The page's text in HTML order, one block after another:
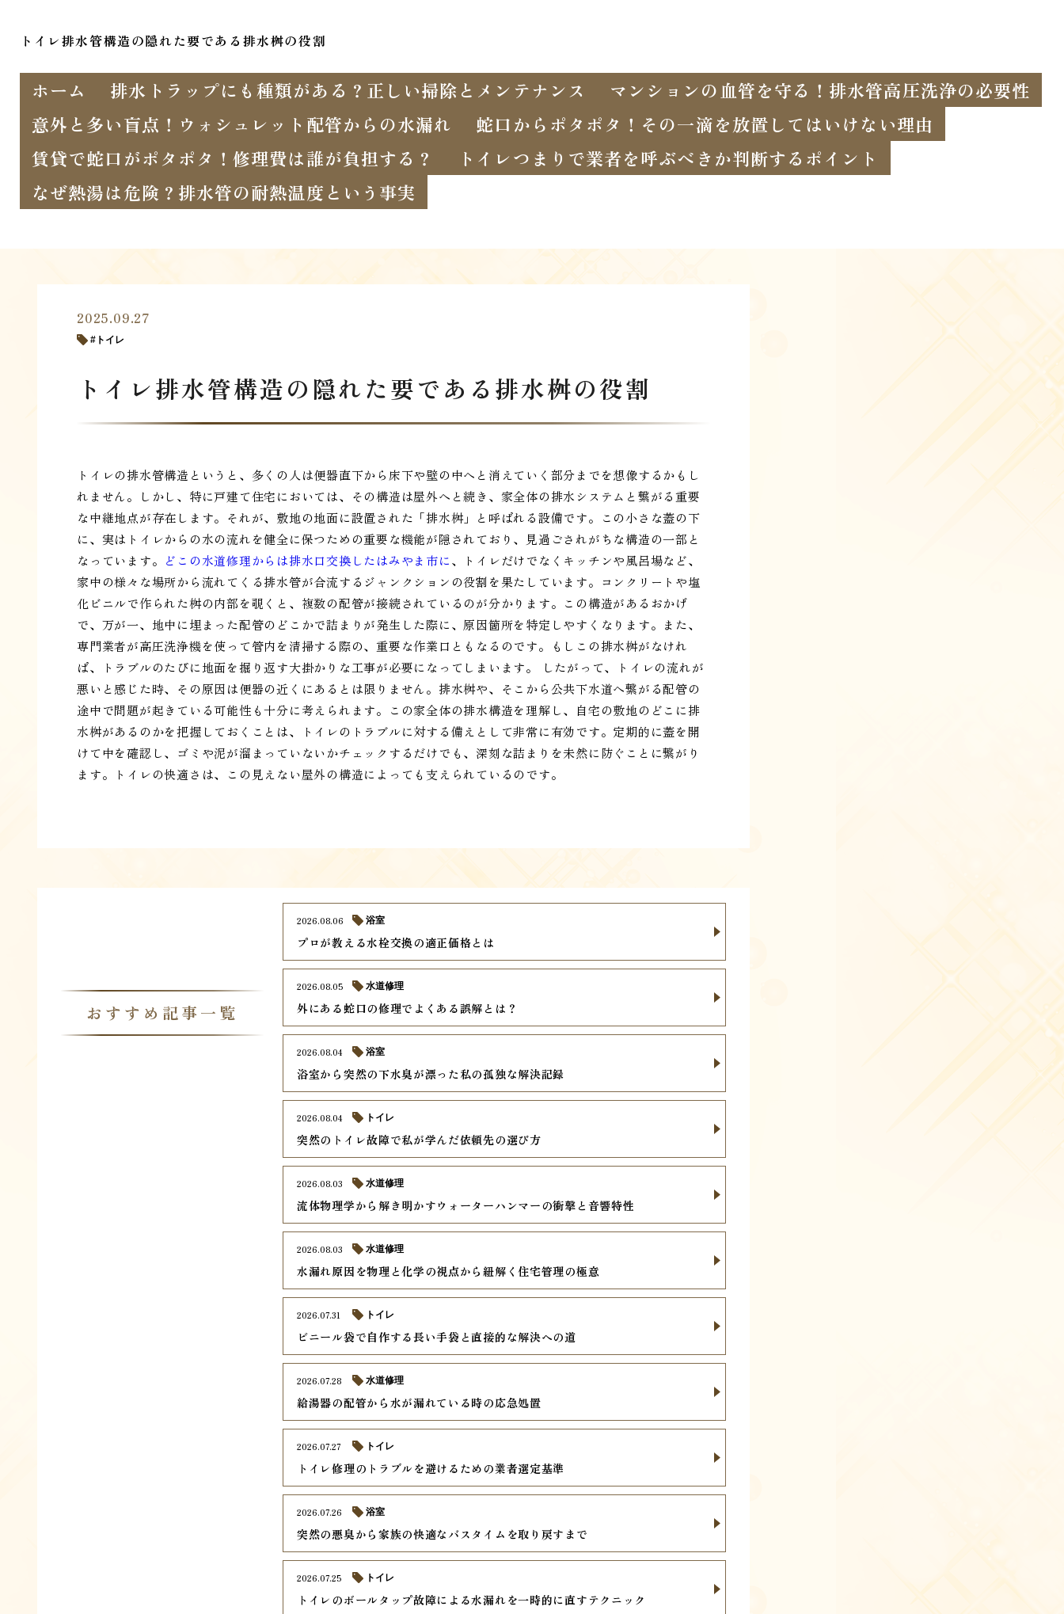
トイレ排水管構造の隠れた要である排水桝の役割
ホーム 排水トラップにも種類がある？正しい掃除とメンテナンス
マンションの血管を守る！排水管高圧洗浄の必要性
意外と多い盲点！ウォシュレット配管からの水漏れ
蛇口からポタポタ！その一滴を放置してはいけない理由
賃貸で蛇口がポタポタ！修理費は誰が負担する？
トイレつまりで業者を呼ぶべきか判断するポイント
なぜ熱湯は危険？排水管の耐熱温度という事実
2025.09.27
トイレ
トイレ排水管構造の隠れた要である排水桝の役割
トイレの排水管構造というと、多くの人は便器直下から床下や壁の中へと消えていく部分までを想像するかもし
れません。しかし、特に戸建て住宅においては、その構造は屋外へと続き、家全体の排水システムと繋がる重要
な中継地点が存在します。それが、敷地の地面に設置された「排水桝」と呼ばれる設備です。この小さな蓋の下
に、実はトイレからの水の流れを健全に保つための重要な機能が隠されており、見過ごされがちな構造の一部と
なっています。 どこの水道修理からは排水口交換したはみやま市に、トイレだけでなくキッチンや風呂場など、
家中の様々な場所から流れてくる排水管が合流するジャンクションの役割を果たしています。コンクリートや塩
化ビニルで作られた桝の内部を覗くと、複数の配管が接続されているのが分かります。この構造があるおかげ
で、万が一、地中に埋まった配管のどこかで詰まりが発生した際に、原因箇所を特定しやすくなります。また、
専門業者が高圧洗浄機を使って管内を清掃する際の、重要な作業口ともなるのです。もしこの排水桝がなけれ
ば、トラブルのたびに地面を掘り返す大掛かりな工事が必要になってしまいます。 したがって、トイレの流れが
悪いと感じた時、その原因は便器の近くにあるとは限りません。排水桝や、そこから公共下水道へ繋がる配管の
途中で問題が起きている可能性も十分に考えられます。この家全体の排水構造を理解し、自宅の敷地のどこに排
水桝があるのかを把握しておくことは、トイレのトラブルに対する備えとして非常に有効です。定期的に蓋を開
けて中を確認し、ゴミや泥が溜まっていないかチェックするだけでも、深刻な詰まりを未然に防ぐことに繋がり
ます。トイレの快適さは、この見えない屋外の構造によっても支えられているのです。
おすすめ記事一覧
プロが教える水栓交換の適正価格とは
2026.08.06 浴室
外にある蛇口の修理でよくある誤解とは？
2026.08.05 水道修理
浴室から突然の下水臭が漂った私の孤独な解決記録
2026.08.04 浴室
突然のトイレ故障で私が学んだ依頼先の選び方
2026.08.04 トイレ
流体物理学から解き明かすウォーターハンマーの衝撃と音響特性
2026.08.03 水道修理
水漏れ原因を物理と化学の視点から紐解く住宅管理の極意
2026.08.03 水道修理
ビニール袋で自作する長い手袋と直接的な解決への道
2026.07.31 トイレ
給湯器の配管から水が漏れている時の応急処置
2026.07.28 水道修理
トイレ修理のトラブルを避けるための業者選定基準
2026.07.27 トイレ
突然の悪臭から家族の快適なバスタイムを取り戻すまで
2026.07.26 浴室
トイレのボールタップ故障による水漏れを一時的に直すテクニック
2026.07.25 トイレ